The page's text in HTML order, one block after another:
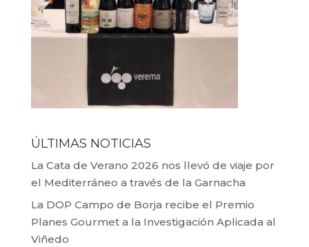
ÚLTIMAS NOTICIAS
La Cata de Verano 2026 nos llevó de viaje por
el Mediterráneo a través de la Garnacha
La DOP Campo de Borja recibe el Premio
Planes Gourmet a la Investigación Aplicada al
Viñedo